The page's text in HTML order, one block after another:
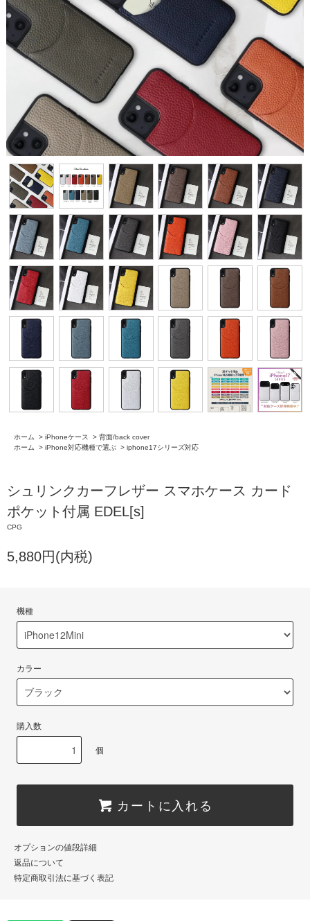
ホーム > iPhoneケース > 背面/back cover
ホーム
> iPhone対応機種で選ぶ > iphone17シリーズ対応
シュリンクカーフレザー スマホケース カード
ポケット付属 EDEL[s]
CPG
5,880円(内税)
機種
カラー
購入数
個
カートに入れる
オプションの値段詳細
返品について
特定商取引法に基づく表記